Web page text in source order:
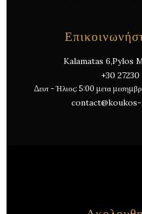
Kalamatas 6,Pylos
+30
Δευτ - Ήλιος: 5:00 μετα